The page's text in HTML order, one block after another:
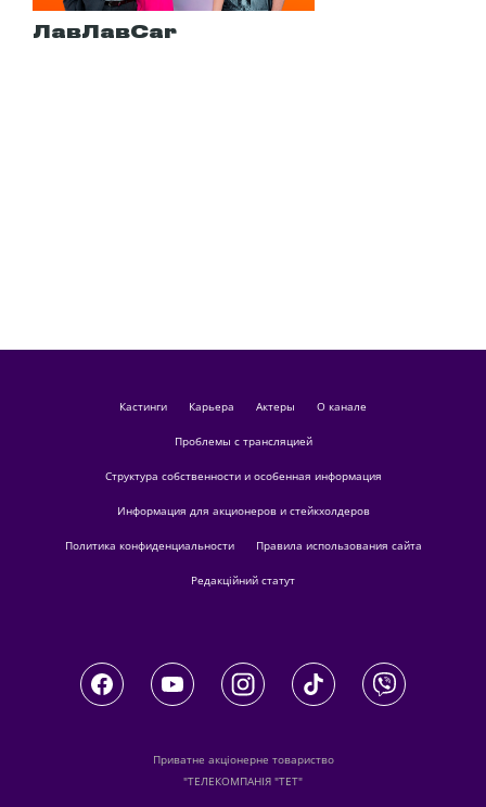
ЛавЛавCar
кастинги Карьера актеры О канале
Проблемы с трансляцией
Структура собственности и особенная информация
Информация для акционеров и стейкхолдеров
Политика конфиденциальности Правила использования сайта
Редакційний статут
Приватне акціонерне товариство
"ТЕЛЕКОМПАНІЯ "ТЕТ"